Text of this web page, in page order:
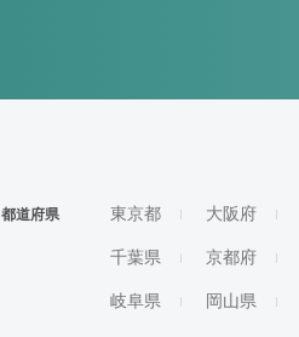
都道府県 東京都 大阪府
千葉県 京都府
岐阜県 岡山県